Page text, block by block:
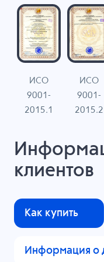
ИСО
9001-
2015.1
ИСО
9001-
2015.2
клиентов
Как купить
Информация о